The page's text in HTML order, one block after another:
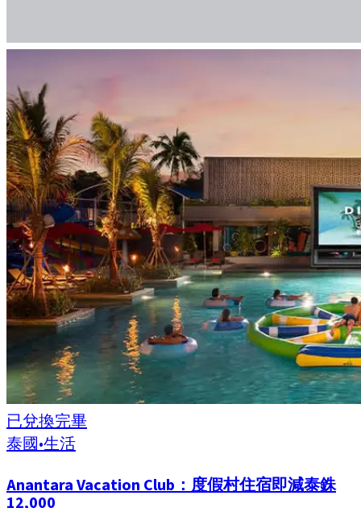
已兌換完畢
泰國•生活
Anantara Vacation Club：度假村住宿即減泰銖
12,000